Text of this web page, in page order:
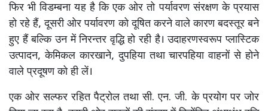
फिर भी विडम्बना यह है कि एक ओर तो पर्यावरण संरक्षण के प्रयास
हो रहे हैं, दूसरी ओर पर्यावरण को दूषित करने वाले कारण बदस्तूर बने
हुए हैं बल्कि उन में निरन्तर वृद्धि हो रही है। उदाहरणस्वरूप प्लास्टिक
उत्पादन, केमिकल कारखाने, दुपहिया तथा चारपहिया वाहनों से होने
वाले प्रदूषण को ही लें।
एक ओर सल्फर रहित पैट्रोल तथा सी. एन. जी. के प्रयोग पर जोर